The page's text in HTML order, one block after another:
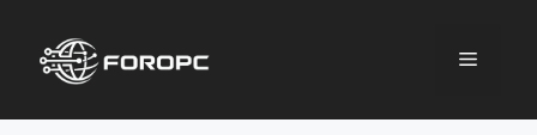
contenido
Menú